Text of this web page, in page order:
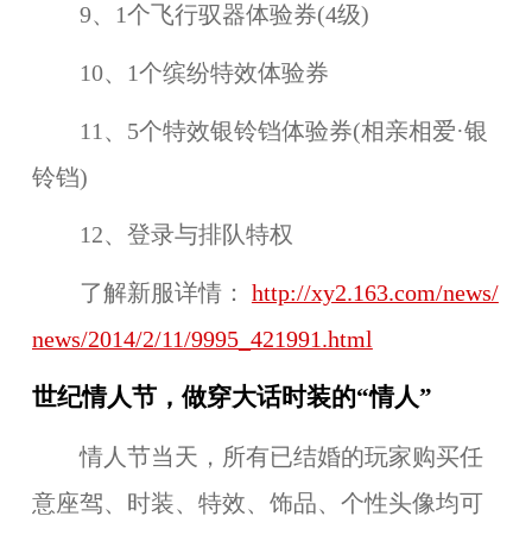
9、1个飞行驭器体验券(4级)
10、1个缤纷特效体验券
11、5个特效银铃铛体验券(相亲相爱·银
铃铛)
12、登录与排队特权
了解新服详情： http://xy2.163.com/news/
news/2014/2/11/9995_421991.html
世纪情人节，做穿大话时装的“情人”
情人节当天，所有已结婚的玩家购买任
意座驾、时装、特效、饰品、个性头像均可